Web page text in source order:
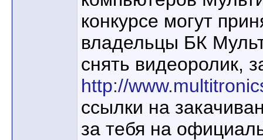
конкурсе могут
владельцы БК
снять видеоролик,
http://
ссылки на
за тебя на